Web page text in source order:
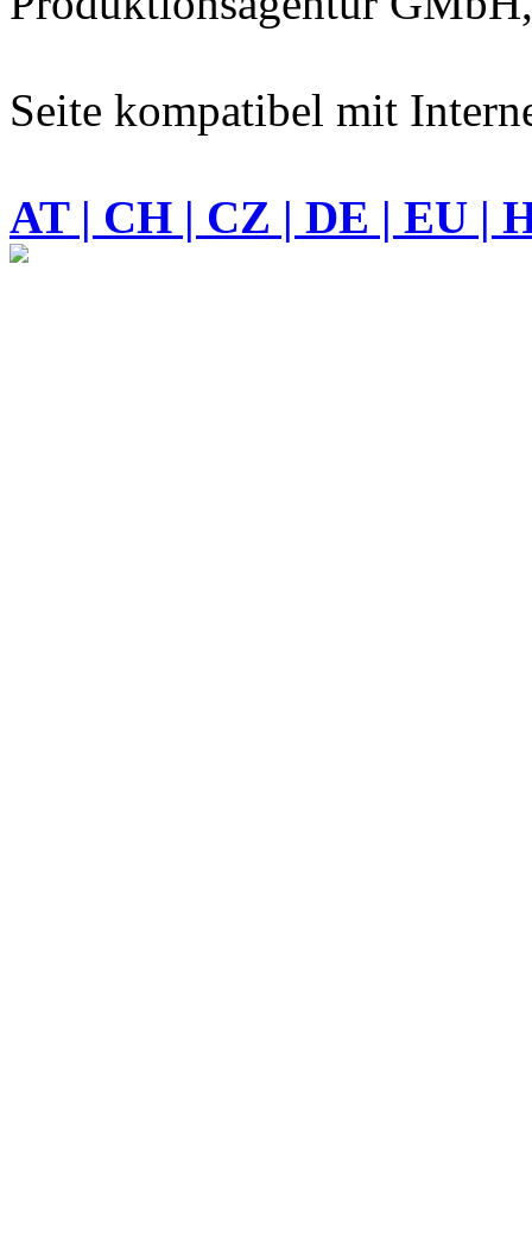
Seite kompatibel mit
AT | CH | CZ | DE | EU |